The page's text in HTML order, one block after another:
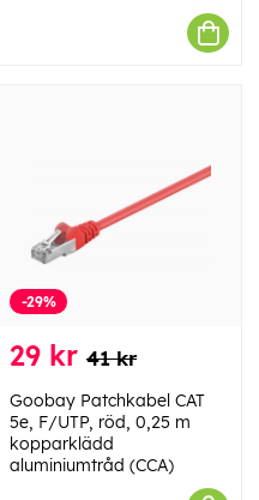
-29%
29 kr 41 kr
Goobay Patchkabel CAT
5e, F/UTP, röd, 0,25 m
kopparklädd
aluminiumtråd (CCA)